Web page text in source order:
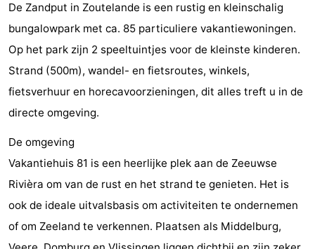
-
Parkeren
Reisboekenwinkel
Nieuws
Medische
adressen
Regio
Zeeland
Schouwen-
Duiveland
-
De Zandput in Zoutelande is een rustig en kleinschalig
bungalowpark met ca. 85 particuliere vakantiewoningen.
Op het park zijn 2 speeltuintjes voor de kleinste kinderen.
Strand (500m), wandel- en fietsroutes, winkels,
fietsverhuur en horecavoorzieningen, dit alles treft u in de
directe omgeving.
De omgeving
Vakantiehuis 81 is een heerlijke plek aan de Zeeuwse
Rivièra om van de rust en het strand te genieten. Het is
ook de ideale uitvalsbasis om activiteiten te ondernemen
of om Zeeland te verkennen. Plaatsen als Middelburg,